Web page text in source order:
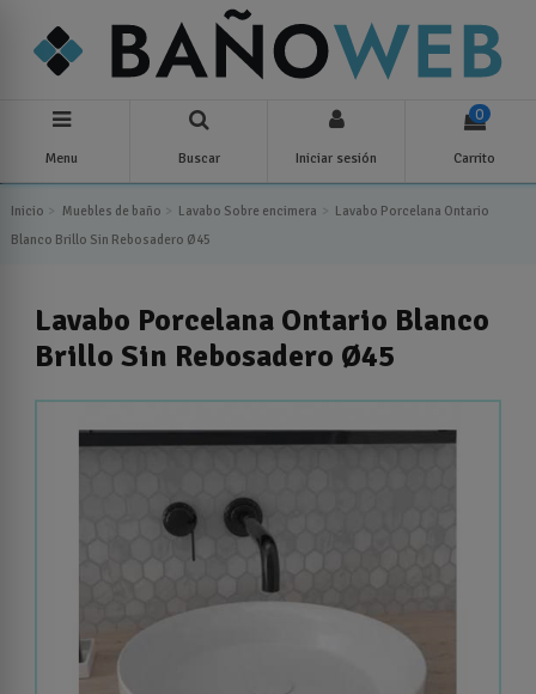
Menu Buscar Iniciar sesión
0
Carrito
Inicio Muebles de baño Lavabo Sobre encimera
Lavabo Porcelana Ontario
Blanco Brillo Sin Rebosadero Ø45
Lavabo Porcelana Ontario Blanco
Brillo Sin Rebosadero Ø45